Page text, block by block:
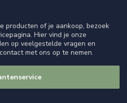
producten of je aankoop, bezoek
Hier vind je onze
op veelgestelde vragen en
met ons op te nemen.